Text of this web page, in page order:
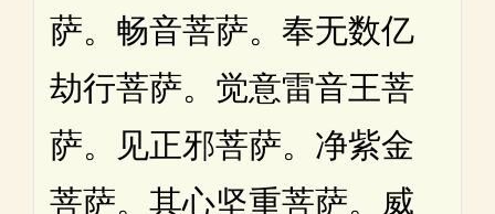
萨。畅音菩萨。奉无数亿
劫行菩萨。觉意雷音王菩
萨。见正邪菩萨。净紫金
菩萨。其心坚重菩萨。威